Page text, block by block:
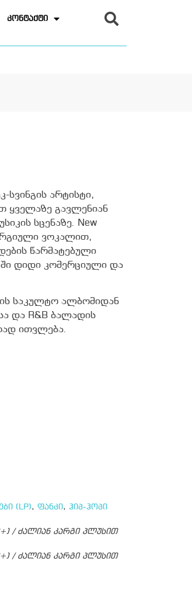
კონტაქტი
სვინგის არტისტი,
ყველაზე გავლენიან
სცენაზე. New
ვოკალით,
წარმატებული
დიდი კომერციული და
ის საკულტო ალბომიდან
და R&B ბალადის
ითვლება.
(LP), ფანკი, ჰიპ-ჰოპი
/ ძალიან კარგი პლუსით
/ ძალიან კარგი პლუსით